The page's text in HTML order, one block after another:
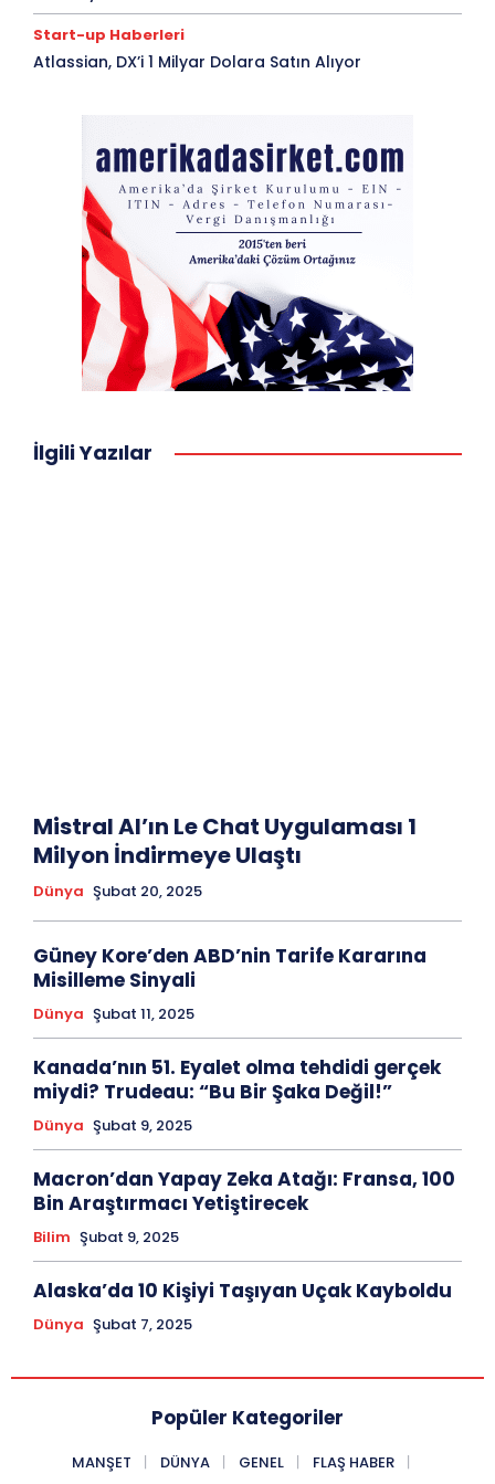
Start-up Haberleri
Atlassian, DX’i 1 Milyar Dolara Satın Alıyor
İlgili Yazılar
Mistral AI’ın Le Chat Uygulaması 1
Milyon İndirmeye Ulaştı
Dünya Şubat 20, 2025
Güney Kore’den ABD’nin Tarife Kararına
Misilleme Sinyali
Dünya Şubat 11, 2025
Kanada’nın 51. Eyalet olma tehdidi gerçek
miydi? Trudeau: “Bu Bir Şaka Değil!”
Dünya Şubat 9, 2025
Macron’dan Yapay Zeka Atağı: Fransa, 100
Bin Araştırmacı Yetiştirecek
Bilim Şubat 9, 2025
Alaska’da 10 Kişiyi Taşıyan Uçak Kayboldu
Dünya Şubat 7, 2025
Popüler Kategoriler
MANŞET DÜNYA GENEL
FLAŞ HABER